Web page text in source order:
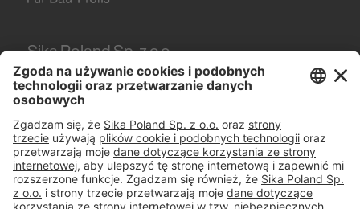
Sika Poland Sp. z o.o.
Karczunkowska 89
02-871Warszawa
Tel. +48 606 102 281